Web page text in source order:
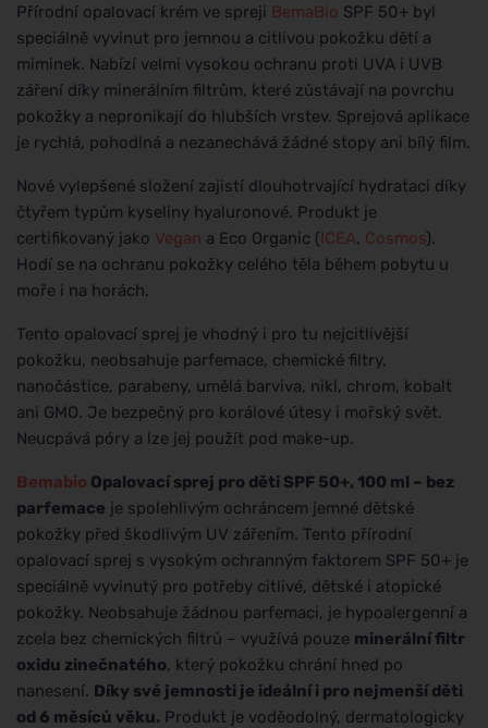
Přírodní opalovací krém ve spreji BemaBio SPF 50+ byl
speciálně vyvinut pro jemnou a citlivou pokožku dětí a
miminek. Nabízí velmi vysokou ochranu proti UVA i UVB
záření díky minerálním filtrům, které zůstávají na povrchu
pokožky a nepronikají do hlubších vrstev. Sprejová aplikace
je rychlá, pohodlná a nezanechává žádné stopy ani bílý film.
Nové vylepšené složení zajistí dlouhotrvající hydrataci díky
čtyřem typům kyseliny hyaluronové. Produkt je
certifikovaný jako Vegan a Eco Organic (ICEA, Cosmos).
Hodí se na ochranu pokožky celého těla během pobytu u
moře i na horách.
Tento opalovací sprej je vhodný i pro tu nejcitlivější
pokožku, neobsahuje parfemace, chemické filtry,
nanočástice, parabeny, umělá barviva, nikl, chrom, kobalt
ani GMO. Je bezpečný pro korálové útesy i mořský svět.
Neucpává póry a lze jej použít pod make-up.
Bemabio Opalovací sprej pro děti SPF 50+, 100 ml – bez
parfemace je spolehlivým ochráncem jemné dětské
pokožky před škodlivým UV zářením. Tento přírodní
opalovací sprej s vysokým ochranným faktorem SPF 50+ je
speciálně vyvinutý pro potřeby citlivé, dětské i atopické
pokožky. Neobsahuje žádnou parfemaci, je hypoalergenní a
zcela bez chemických filtrů – využívá pouze minerální filtr
oxidu zinečnatého, který pokožku chrání hned po
nanesení. Díky své jemnosti je ideální i pro nejmenší děti
od 6 měsíců věku. Produkt je voděodolný, dermatologicky